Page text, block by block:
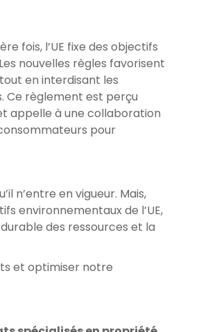
fois, l’UE fixe des objectifs
nouvelles règles favorisent
en interdisant les
Ce règlement est perçu
appelle à une collaboration
pour
n’entre en vigueur. Mais,
environnementaux de l’UE,
des ressources et la
et optimiser notre